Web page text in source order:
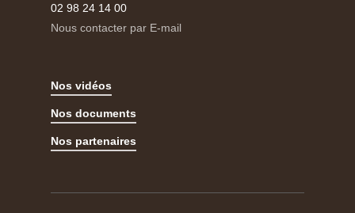
02 98 24 14 00
Nous contacter par E-mail
Nos vidéos
Nos documents
Nos partenaires